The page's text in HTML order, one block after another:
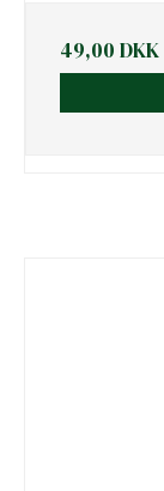
49,00 DKK